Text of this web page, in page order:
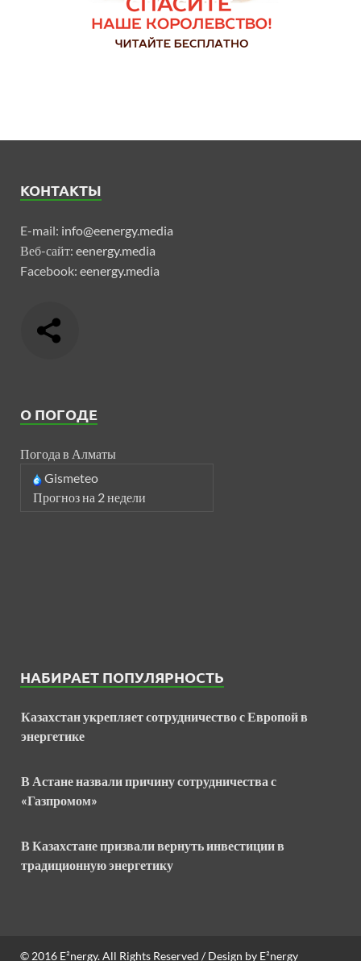
КОНТАКТЫ
E-mail: info@eenergy.media
Веб-сайт: eenergy.media
Facebook: eenergy.media
О ПОГОДЕ
Погода в Алматы
Gismeteo
Прогноз на 2 недели
НАБИРАЕТ ПОПУЛЯРНОСТЬ
Казахстан укрепляет сотрудничество с Европой в
энергетике
В Астане назвали причину сотрудничества с
«Газпромом»
В Казахстане призвали вернуть инвестиции в
традиционную энергетику
© 2016 E²nergy. All Rights Reserved / Design by E²nergy